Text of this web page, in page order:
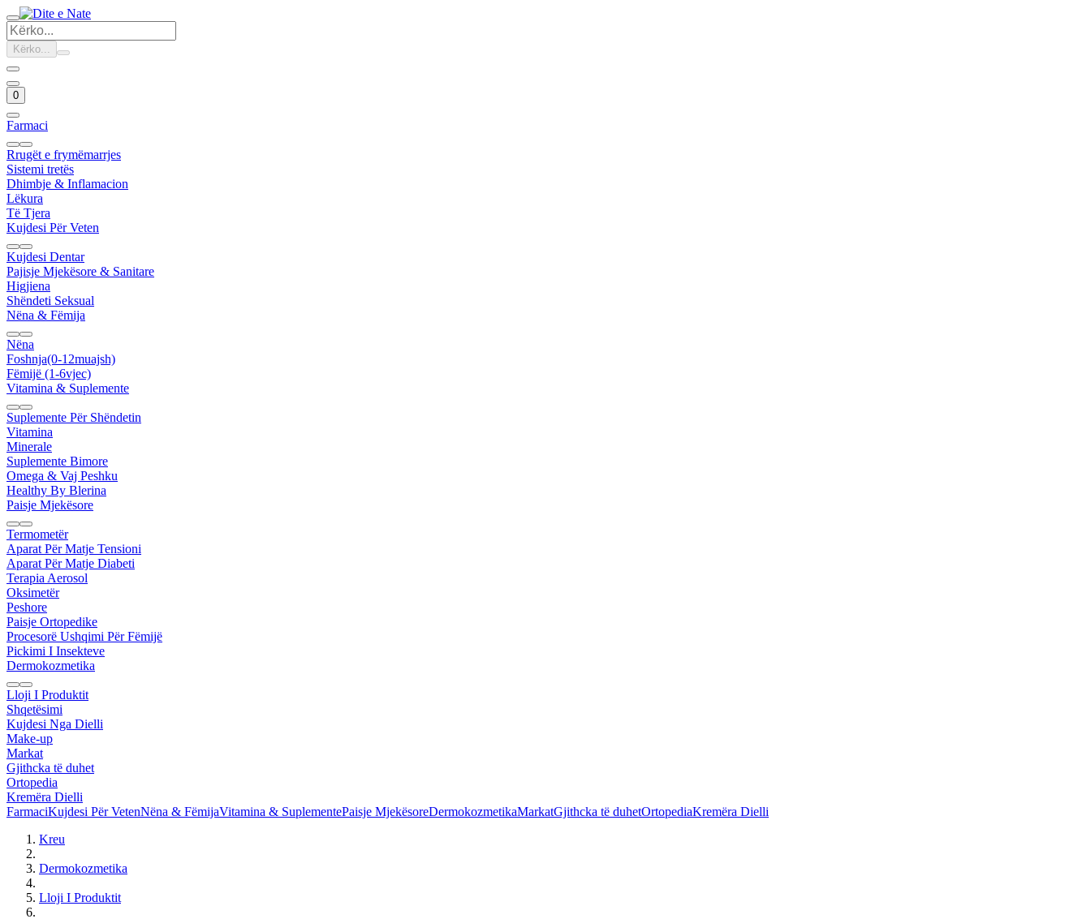
Kërko...
0
Farmaci
Rrugët e frymëmarrjes
Sistemi tretës
Dhimbje & Inflamacion
Lëkura
Të Tjera
Kujdesi Për Veten
Kujdesi Dentar
Pajisje Mjekësore & Sanitare
Higjiena
Shëndeti Seksual
Nëna & Fëmija
Nëna
Foshnja(0-12muajsh)
Fëmijë (1-6vjec)
Vitamina & Suplemente
Suplemente Për Shëndetin
Vitamina
Minerale
Suplemente Bimore
Omega & Vaj Peshku
Healthy By Blerina
Paisje Mjekësore
Termometër
Aparat Për Matje Tensioni
Aparat Për Matje Diabeti
Terapia Aerosol
Oksimetër
Peshore
Paisje Ortopedike
Procesorë Ushqimi Për Fëmijë
Pickimi I Insekteve
Dermokozmetika
Lloji I Produktit
Shqetësimi
Kujdesi Nga Dielli
Make-up
Markat
Gjithcka të duhet
Ortopedia
Kremëra Dielli
FarmaciKujdesi Për VetenNëna & FëmijaVitamina & SuplementePaisje MjekësoreDermokozmetikaMarkatGjithcka të duhetOrtopediaKremëra Dielli
Kreu
Dermokozmetika
Lloji I Produktit